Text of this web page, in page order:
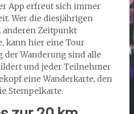
App erfreut sich immer
Wer die diesjährigen
anderen Zeitpunkt
kann hier eine Tour
der Wanderung sind alle
und jeder Teilnehmer
eine Wanderkarte, den
Stempelkarte.